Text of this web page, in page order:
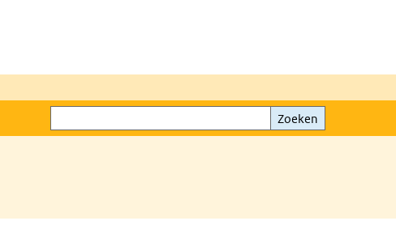
Zoeken
Zoeken